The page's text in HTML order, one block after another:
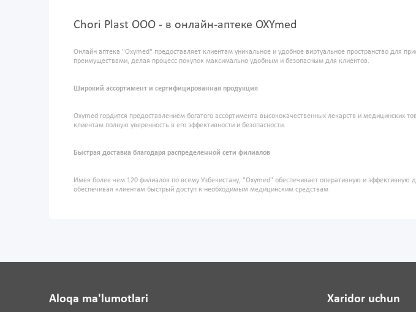
Chori Plast OOO - в онлайн-аптеке OXYmed
Онлайн аптека "Oxymed" предоставляет клиентам уникальное и удобное виртуальное пространство для
преимуществами, делая процесс покупок максимально удобным и безопасным для клиентов.
Широкий ассортимент и сертифицированная продукция
Oxymed гордится предоставлением богатого ассортимента высококачественных лекарств и
клиентам полную уверенность в его эффективности и безопасности.
Быстрая доставка благодаря распределенной сети филиалов
Имея более чем 120 филиалов по всему Узбекистану, "Oxymed" обеспечивает оперативную и
обеспечивая клиентам быстрый доступ к необходимым медицинским средствам
Aloqa ma'lumotlari Xaridor uchun